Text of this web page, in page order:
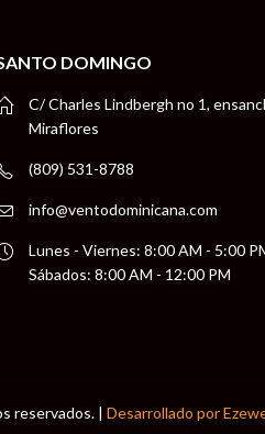
DOMINGO
C/ Charles Lindbergh no 1,
Miraflores
(809) 531-8788
info@ventodominicana.com
Lunes - Viernes: 8:00 AM - 5:00
Sábados: 8:00 AM - 12:00 PM
reservados. | Desarrollado por